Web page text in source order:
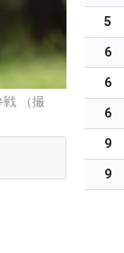
（撮
5
6
6
6
9
9